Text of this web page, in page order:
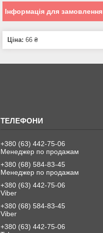
Інформація для замовлення
Ціна: 66 ₴
+380 (63) 442-75-06
Менеджер по продажам
+380 (68) 584-83-45
Менеджер по продажам
+380 (63) 442-75-06
Viber
+380 (68) 584-83-45
Viber
+380 (63) 442-75-06